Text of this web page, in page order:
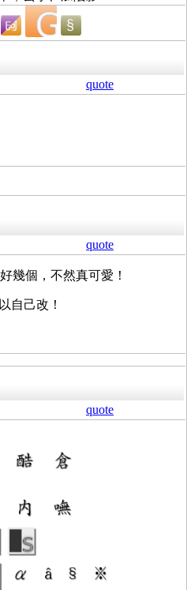
quote
quote
幾個，不然真可愛！
自己改！
quote